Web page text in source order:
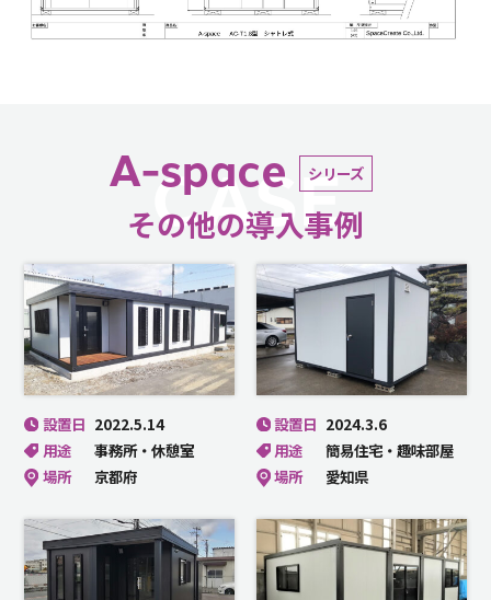
A-space シリーズ
その他の導入事例
CASE
設置日 2022.5.14
用途
事務所・休憩室
場所
京都府
設置日 2024.3.6
用途
簡易住宅・趣味部屋
場所
愛知県